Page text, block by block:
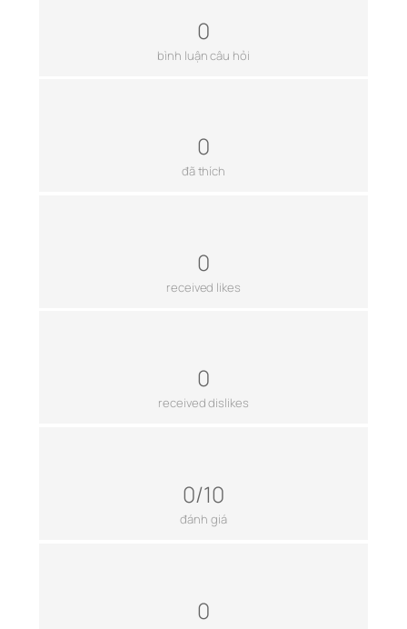
0
bình luận câu hỏi
0
đã thích
0
received likes
0
received dislikes
0/10
đánh giá
0